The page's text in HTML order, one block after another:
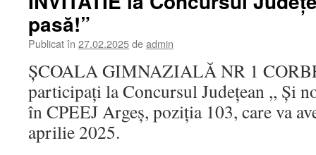
pasă!”
Publicat în 27.02.2025deadmin
ȘCOALA GIMNAZIALĂ NR 1
participați la Concursul Județean ,, Și
în CPEEJ Argeș, poziția 103, care va
aprilie 2025.